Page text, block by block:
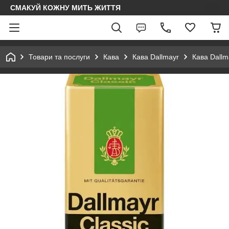
СМАКУЙ КОЖНУ МИТЬ ЖИТТЯ
Товари та послуги Кава Кава Dallmayr Кава